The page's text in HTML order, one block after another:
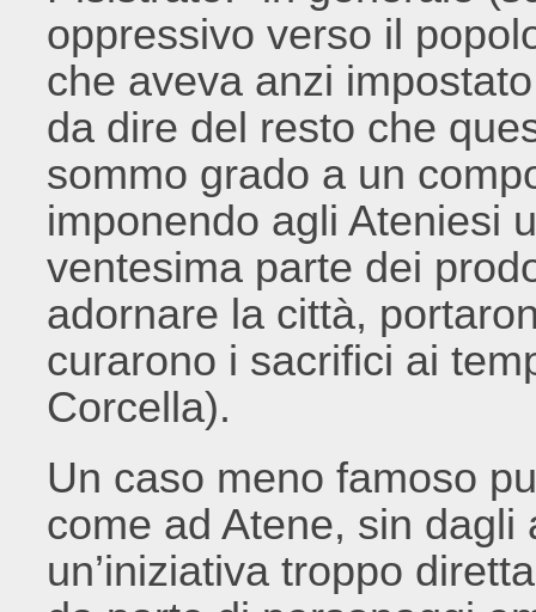
oppressivo verso il
che aveva anzi
da dire del resto che
sommo grado a un
imponendo agli Ateniesi
ventesima parte dei
adornare la città,
curarono i sacrifici ai
Corcella).
Un caso meno famoso
come ad Atene, sin
un’iniziativa troppo